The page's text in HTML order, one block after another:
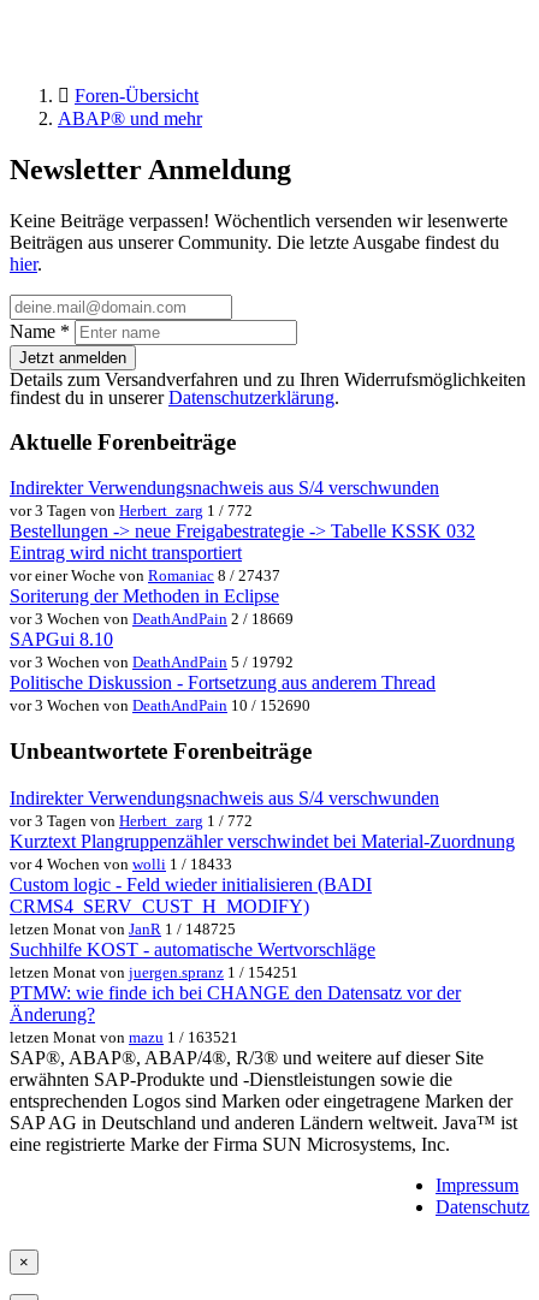
Foren-Übersicht
ABAP® und mehr
Newsletter Anmeldung
Keine Beiträge verpassen! Wöchentlich versenden wir lesenwerte
Beiträgen aus unserer Community. Die letzte Ausgabe findest du
hier.
Name *
Jetzt anmelden
Details zum Versandverfahren und zu Ihren Widerrufsmöglichkeiten
findest du in unsererDatenschutzerklärung.
Aktuelle Forenbeiträge
Indirekter Verwendungsnachweis aus S/4 verschwunden
vor 3 Tagen von Herbert_zarg 1 / 772
Bestellungen -> neue Freigabestrategie -> Tabelle KSSK 032
Eintrag wird nicht transportiert
vor einer Woche von Romaniac 8 / 27437
Soriterung der Methoden in Eclipse
vor 3 Wochen von DeathAndPain 2 / 18669
SAPGui 8.10
vor 3 Wochen von DeathAndPain 5 / 19792
Politische Diskussion - Fortsetzung aus anderem Thread
vor 3 Wochen von DeathAndPain 10 / 152690
Unbeantwortete Forenbeiträge
Indirekter Verwendungsnachweis aus S/4 verschwunden
vor 3 Tagen von Herbert_zarg 1 / 772
Kurztext Plangruppenzähler verschwindet bei Material-Zuordnung
vor 4 Wochen von wolli 1 / 18433
Custom logic - Feld wieder initialisieren (BADI
CRMS4_SERV_CUST_H_MODIFY)
letzen Monat von JanR 1 / 148725
Suchhilfe KOST - automatische Wertvorschläge
letzen Monat von juergen.spranz 1 / 154251
PTMW: wie finde ich bei CHANGE den Datensatz vor der
Änderung?
letzen Monat von mazu 1 / 163521
SAP®, ABAP®, ABAP/4®, R/3® und weitere auf dieser Site
erwähnten SAP-Produkte und -Dienstleistungen sowie die
entsprechenden Logos sind Marken oder eingetragene Marken der
SAP AG in Deutschland und anderen Ländern weltweit. Java™ ist
eine registrierte Marke der Firma SUN Microsystems, Inc.
Impressum
Datenschutz
×